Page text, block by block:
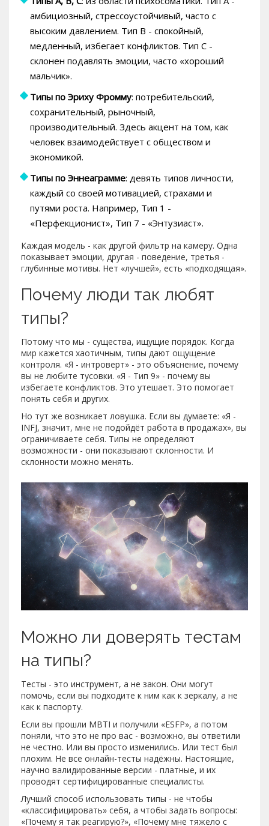
амбициозный, стрессоустойчивый, часто с
высоким давлением. Тип В - спокойный,
медленный, избегает конфликтов. Тип С -
склонен подавлять эмоции, часто «хороший
мальчик».
Типы по Эриху Фромму: потребительский,
сохранительный, рыночный,
производительный. Здесь акцент на том, как
человек взаимодействует с обществом и
экономикой.
Типы по Эннеаграмме: девять типов личности,
каждый со своей мотивацией, страхами и
путями роста. Например, Тип 1 -
«Перфекционист», Тип 7 - «Энтузиаст».
Каждая модель - как другой фильтр на камеру. Одна
показывает эмоции, другая - поведение, третья -
глубинные мотивы. Нет «лучшей», есть «подходящая».
Почему люди так любят
типы?
Потому что мы - существа, ищущие порядок. Когда
мир кажется хаотичным, типы дают ощущение
контроля. «Я - интроверт» - это объяснение, почему
вы не любите тусовки. «Я - Тип 9» - почему вы
избегаете конфликтов. Это утешает. Это помогает
понять себя и других.
Но тут же возникает ловушка. Если вы думаете: «Я -
INFJ, значит, мне не подойдёт работа в продажах», вы
ограничиваете себя. Типы не определяют
возможности - они показывают склонности. И
склонности можно менять.
Можно ли доверять тестам
на типы?
Тесты - это инструмент, а не закон. Они могут
помочь, если вы подходите к ним как к зеркалу, а не
как к паспорту.
Если вы прошли MBTI и получили «ESFP», а потом
поняли, что это не про вас - возможно, вы ответили
не честно. Или вы просто изменились. Или тест был
плохим. Не все онлайн-тесты надёжны. Настоящие,
научно валидированные версии - платные, и их
проводят сертифицированные специалисты.
Лучший способ использовать типы - не чтобы
«классифицировать» себя, а чтобы задать вопросы:
«Почему я так реагирую?», «Почему мне тяжело с